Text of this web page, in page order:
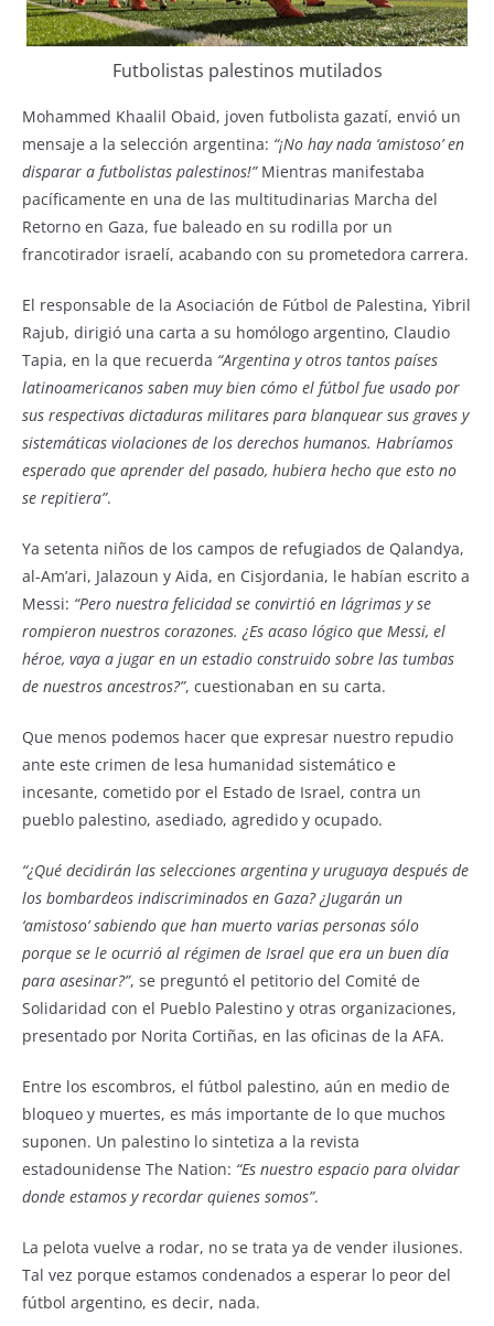
Futbolistas palestinos mutilados
Mohammed Khaalil Obaid, joven futbolista gazatí, envió un
mensaje a la selección argentina: “¡No hay nada ‘amistoso’ en
disparar a futbolistas palestinos!”Mientras manifestaba
pacíficamente en una de las multitudinarias Marcha del
Retorno en Gaza, fue baleado en su rodilla por un
francotirador israelí, acabando con su prometedora carrera.
El responsable de la Asociación de Fútbol de Palestina, Yibril
Rajub, dirigió una carta a su homólogo argentino, Claudio
Tapia, en la que recuerda “Argentina y otros tantos países
latinoamericanos saben muy bien cómo el fútbol fue usado por
sus respectivas dictaduras militares para blanquear sus graves y
sistemáticas violaciones de los derechos humanos. Habríamos
esperado que aprender del pasado, hubiera hecho que esto no
se repitiera”.
Ya setenta niños de los campos de refugiados de Qalandya,
al-Am’ari, Jalazoun y Aida, en Cisjordania, le habían escrito a
Messi: “Pero nuestra felicidad se convirtió en lágrimas y se
rompieron nuestros corazones. ¿Es acaso lógico que Messi, el
héroe, vaya a jugar en un estadio construido sobre las tumbas
de nuestros ancestros?”, cuestionaban en su carta.
Que menos podemos hacer que expresar nuestro repudio
ante este crimen de lesa humanidad sistemático e
incesante, cometido por el Estado de Israel, contra un
pueblo palestino, asediado, agredido y ocupado.
“¿Qué decidirán las selecciones argentina y uruguaya después de
los bombardeos indiscriminados en Gaza? ¿Jugarán un
‘amistoso’ sabiendo que han muerto varias personas sólo
porque se le ocurrió al régimen de Israel que era un buen día
para asesinar?”, se preguntó el petitorio del Comité de
Solidaridad con el Pueblo Palestino y otras organizaciones,
presentado por Norita Cortiñas, en las oficinas de la AFA.
Entre los escombros, el fútbol palestino, aún en medio de
bloqueo y muertes, es más importante de lo que muchos
suponen. Un palestino lo sintetiza a la revista
estadounidense The Nation: “Es nuestro espacio para olvidar
donde estamos y recordar quienes somos”.
La pelota vuelve a rodar, no se trata ya de vender ilusiones.
Tal vez porque estamos condenados a esperar lo peor del
fútbol argentino, es decir, nada.